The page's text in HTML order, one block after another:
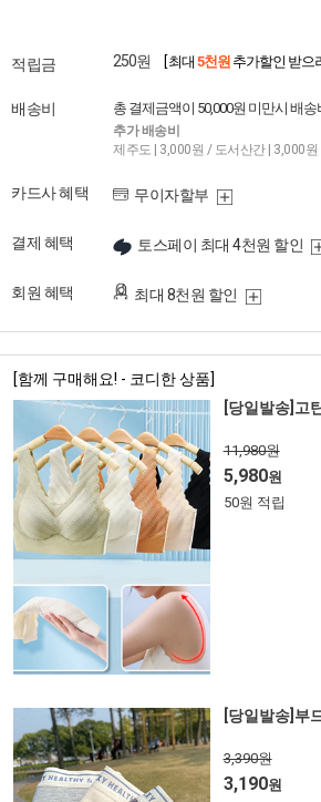
적립금 250원 [ 최대 5천원 추가할인 받으
배송비 총 결제금액이 50,000원 미만시 배
추가 배송비
제주도 | 3,000원 / 도서산간 | 3,000원
카드사 혜택 무이자할부
결제 혜택 토스페이 최대 4천원 할인
회원 혜택 최대 8천원 할인
[함께 구매해요! - 코디한 상품]
[당일발송]고
11,980원
5,980원
50원 적립
[당일발송]부
3,390원
3,190원